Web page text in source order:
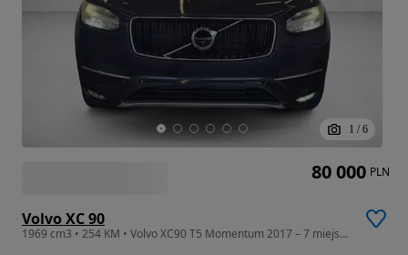
1 / 6
Volvo XC 90
1969 cm3 • 254 KM • Volvo XC90 T5 Momentum 2017 – 7 miejsc – Panorama – Kamera 360°
80 000 PLN